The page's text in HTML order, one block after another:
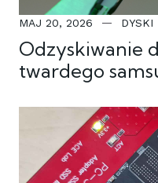
MAJ 20, 2026 DYSKI
Odzyskiwanie
twardego